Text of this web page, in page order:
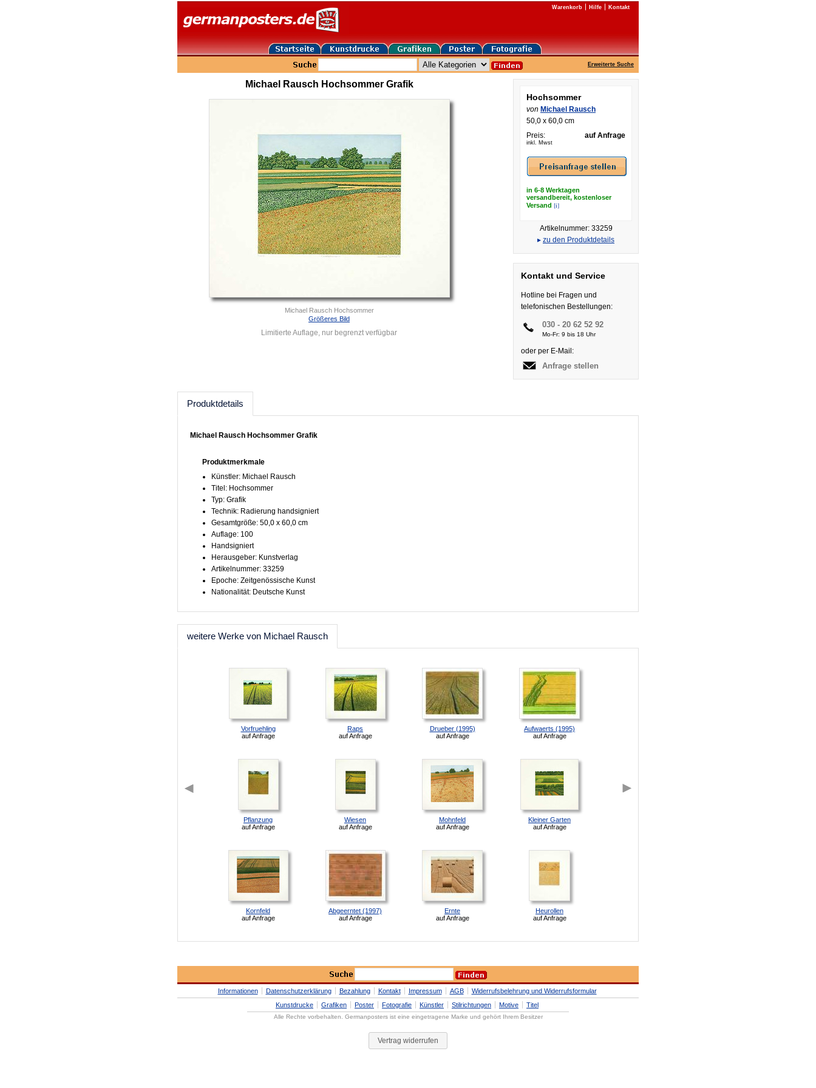
Warenkorb Hilfe Kontakt
Erweiterte Suche
Michael Rausch Hochsommer Grafik
Michael Rausch Hochsommer
Größeres Bild
Limitierte Auflage, nur begrenzt verfügbar
Hochsommer
von Michael Rausch
50,0 x 60,0 cm
Preis:
inkl. Mwst
auf Anfrage
in 6-8 Werktagen
versandbereit, kostenloser
Versand [i]
Artikelnummer: 33259
▸ zu den Produktdetails
Kontakt und Service
Hotline bei Fragen und
telefonischen Bestellungen:
030 - 20 62 52 92
Mo-Fr: 9 bis 18 Uhr
oder per E-Mail:
Anfrage stellen
Produktdetails
Michael Rausch Hochsommer Grafik
Produktmerkmale
Künstler: Michael Rausch
Titel: Hochsommer
Typ: Grafik
Technik: Radierung handsigniert
Gesamtgröße: 50,0 x 60,0 cm
Auflage: 100
Handsigniert
Herausgeber: Kunstverlag
Artikelnummer: 33259
Epoche: Zeitgenössische Kunst
Nationalität: Deutsche Kunst
weitere Werke von Michael Rausch
Vorfruehling
auf Anfrage
Raps
auf Anfrage
Drueber (1995)
auf Anfrage
Aufwaerts (1995)
auf Anfrage
Pflanzung
auf Anfrage
Wiesen
auf Anfrage
Mohnfeld
auf Anfrage
Kleiner Garten
auf Anfrage
Kornfeld
auf Anfrage
Abgeerntet (1997)
auf Anfrage
Ernte
auf Anfrage
Heurollen
auf Anfrage
Informationen Datenschutzerklärung Bezahlung Kontakt Impressum AGB
Widerrufsbelehrung und Widerrufsformular
Kunstdrucke
Grafiken Poster Fotografie Künstler Stilrichtungen Motive Titel
Alle Rechte vorbehalten. Germanposters ist eine eingetragene Marke und gehört Ihrem Besitzer
Vertrag widerrufen